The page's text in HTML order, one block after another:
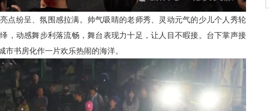
点纷呈、氛围感拉满。帅气吸睛的老师秀、灵动元气的少儿个人秀轮
，动感舞步利落流畅，舞台表现力十足，让人目不暇接。台下掌声接
书房化作一片欢乐热闹的海洋。